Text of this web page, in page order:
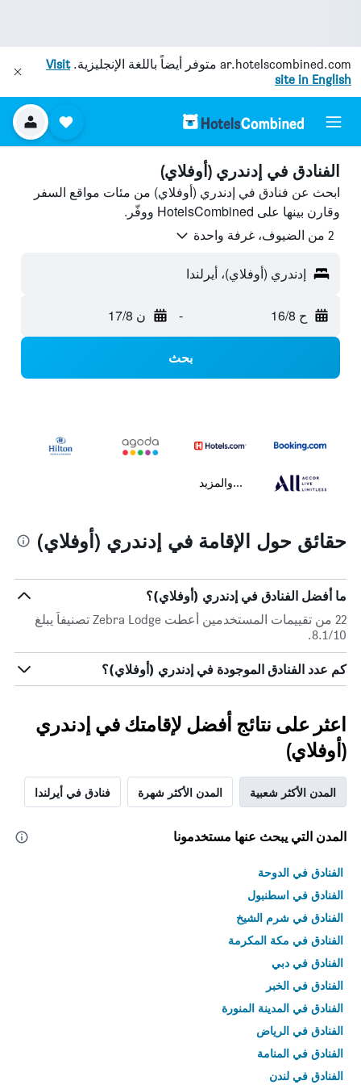
ar.hotelscombined.com متوفر أيضاً باللغة الإنجليزية.Visit
site in English
الفنادق في إدندري (أوفلاي)
ابحث عن فنادق في إدندري (أوفلاي) من مئات مواقع السفر
وقارن بينها على HotelsCombined ووفّر.
2 من الضيوف، غرفة واحدة
إدندري (أوفلاي)، أيرلندا
ح 16/8 - ن 17/8
بحث
...والمزيد
حقائق حول الإقامة في إدندري (أوفلاي)
ما أفضل الفنادق في إدندري (أوفلاي)؟
22 من تقييمات المستخدمين أعطت Zebra Lodge تصنيفاً يبلغ
8.1/10.
كم عدد الفنادق الموجودة في إدندري (أوفلاي)؟
اعثر على نتائج أفضل لإقامتك في إدندري
(أوفلاي)
المدن الأكثر شعبية المدن الأكثر شهرة فنادق في أيرلندا
المدن التي يبحث عنها مستخدمونا
الفنادق في الدوحة
الفنادق في اسطنبول
الفنادق في شرم الشيخ
الفنادق في مكة المكرمة
الفنادق في دبي
الفنادق في الخبر
الفنادق في المدينة المنورة
الفنادق في الرياض
الفنادق في المنامة
الفنادق في لندن